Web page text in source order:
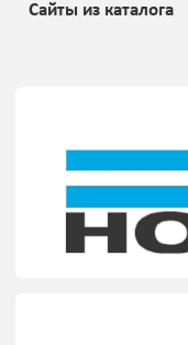
Сайты из каталога